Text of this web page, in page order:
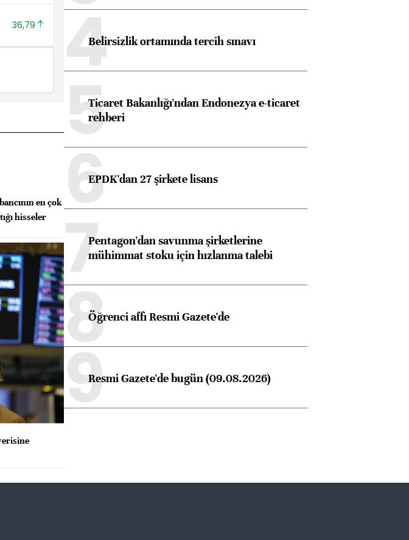
36,79
en çok
hisseler
4Belirsizlik ortamında tercih sınavı
5Ticaret Bakanlığı'ndan Endonezya e-ticaret
rehberi
6EPDK'dan 27 şirkete lisans
7Pentagon'dan savunma şirketlerine
mühimmat stoku için hızlanma talebi
8Öğrenci affı Resmi Gazete'de
9Resmi Gazete'de bugün (09.08.2026)